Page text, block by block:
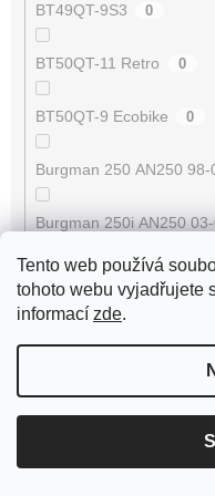
Tento web používá
tohoto webu vyjadřujete
informací zde.
BT49QT-9S3 0
BT50QT-11 Retro 0
BT50QT-9 Ecobike 0
Burgman 250 AN250 98-
Burgman 250i AN250
Burgman 400 AN400 98-
Burgman 400i AN400
Burgman 400i AN400